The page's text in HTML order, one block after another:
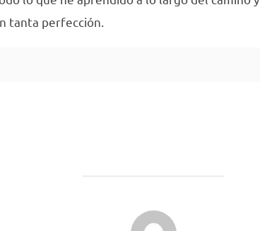
tanta perfección.
AUTOR DE LA PUBLICACIÓN